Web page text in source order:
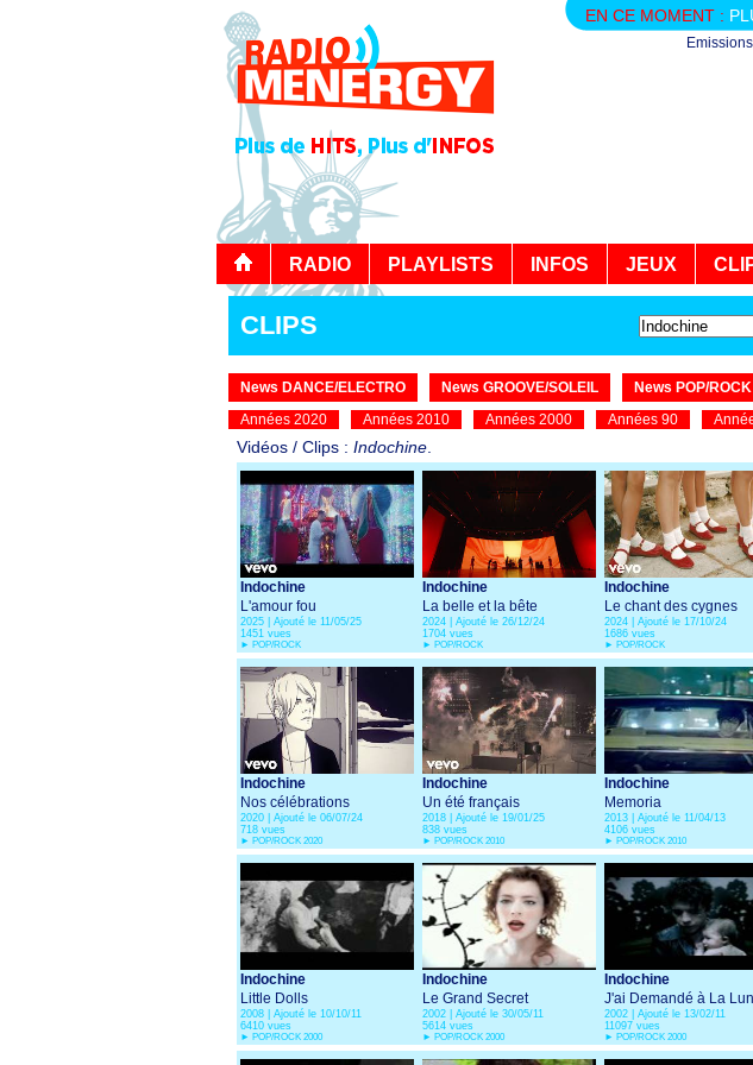
EN CE MOMENT :
Emissions
RADIO PLAYLISTS INFOS JEUX
CLIPS
News DANCE/ELECTRO News GROOVE/SOLEIL News POP/ROCK
Années 2020
Années 2010 Années 2000 Années 90
Vidéos / Clips : Indochine
Indochine
L'amour fou
2025 | Ajouté le 11/05/25
1451 vues
► POP/ROCK
Indochine
La belle et la bête
2024 | Ajouté le 26/12/24
1704 vues
► POP/ROCK
Indochine
Le chant des cygnes
2024 | Ajouté le 17/10/24
1686 vues
► POP/ROCK
Indochine
Nos célébrations
2020 | Ajouté le 06/07/24
718 vues
► POP/ROCK 2020
Indochine
Un été français
2018 | Ajouté le 19/01/25
838 vues
► POP/ROCK 2010
Indochine
Memoria
2013 | Ajouté le 11/04/13
4106 vues
► POP/ROCK 2010
Indochine
Little Dolls
2008 | Ajouté le 10/10/11
6410 vues
► POP/ROCK 2000
Indochine
Le Grand Secret
2002 | Ajouté le 30/05/11
5614 vues
► POP/ROCK 2000
Indochine
J'ai Demandé à La
2002 | Ajouté le 13/02/11
11097 vues
► POP/ROCK 2000